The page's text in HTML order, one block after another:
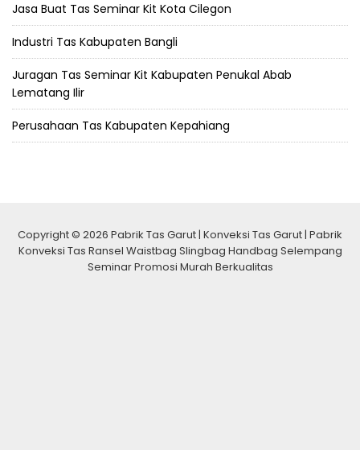
Jasa Buat Tas Seminar Kit Kota Cilegon
Industri Tas Kabupaten Bangli
Juragan Tas Seminar Kit Kabupaten Penukal Abab
Lematang Ilir
Perusahaan Tas Kabupaten Kepahiang
Copyright © 2026 Pabrik Tas Garut | Konveksi Tas Garut | Pabrik
Konveksi Tas Ransel Waistbag Slingbag Handbag Selempang
Seminar Promosi Murah Berkualitas